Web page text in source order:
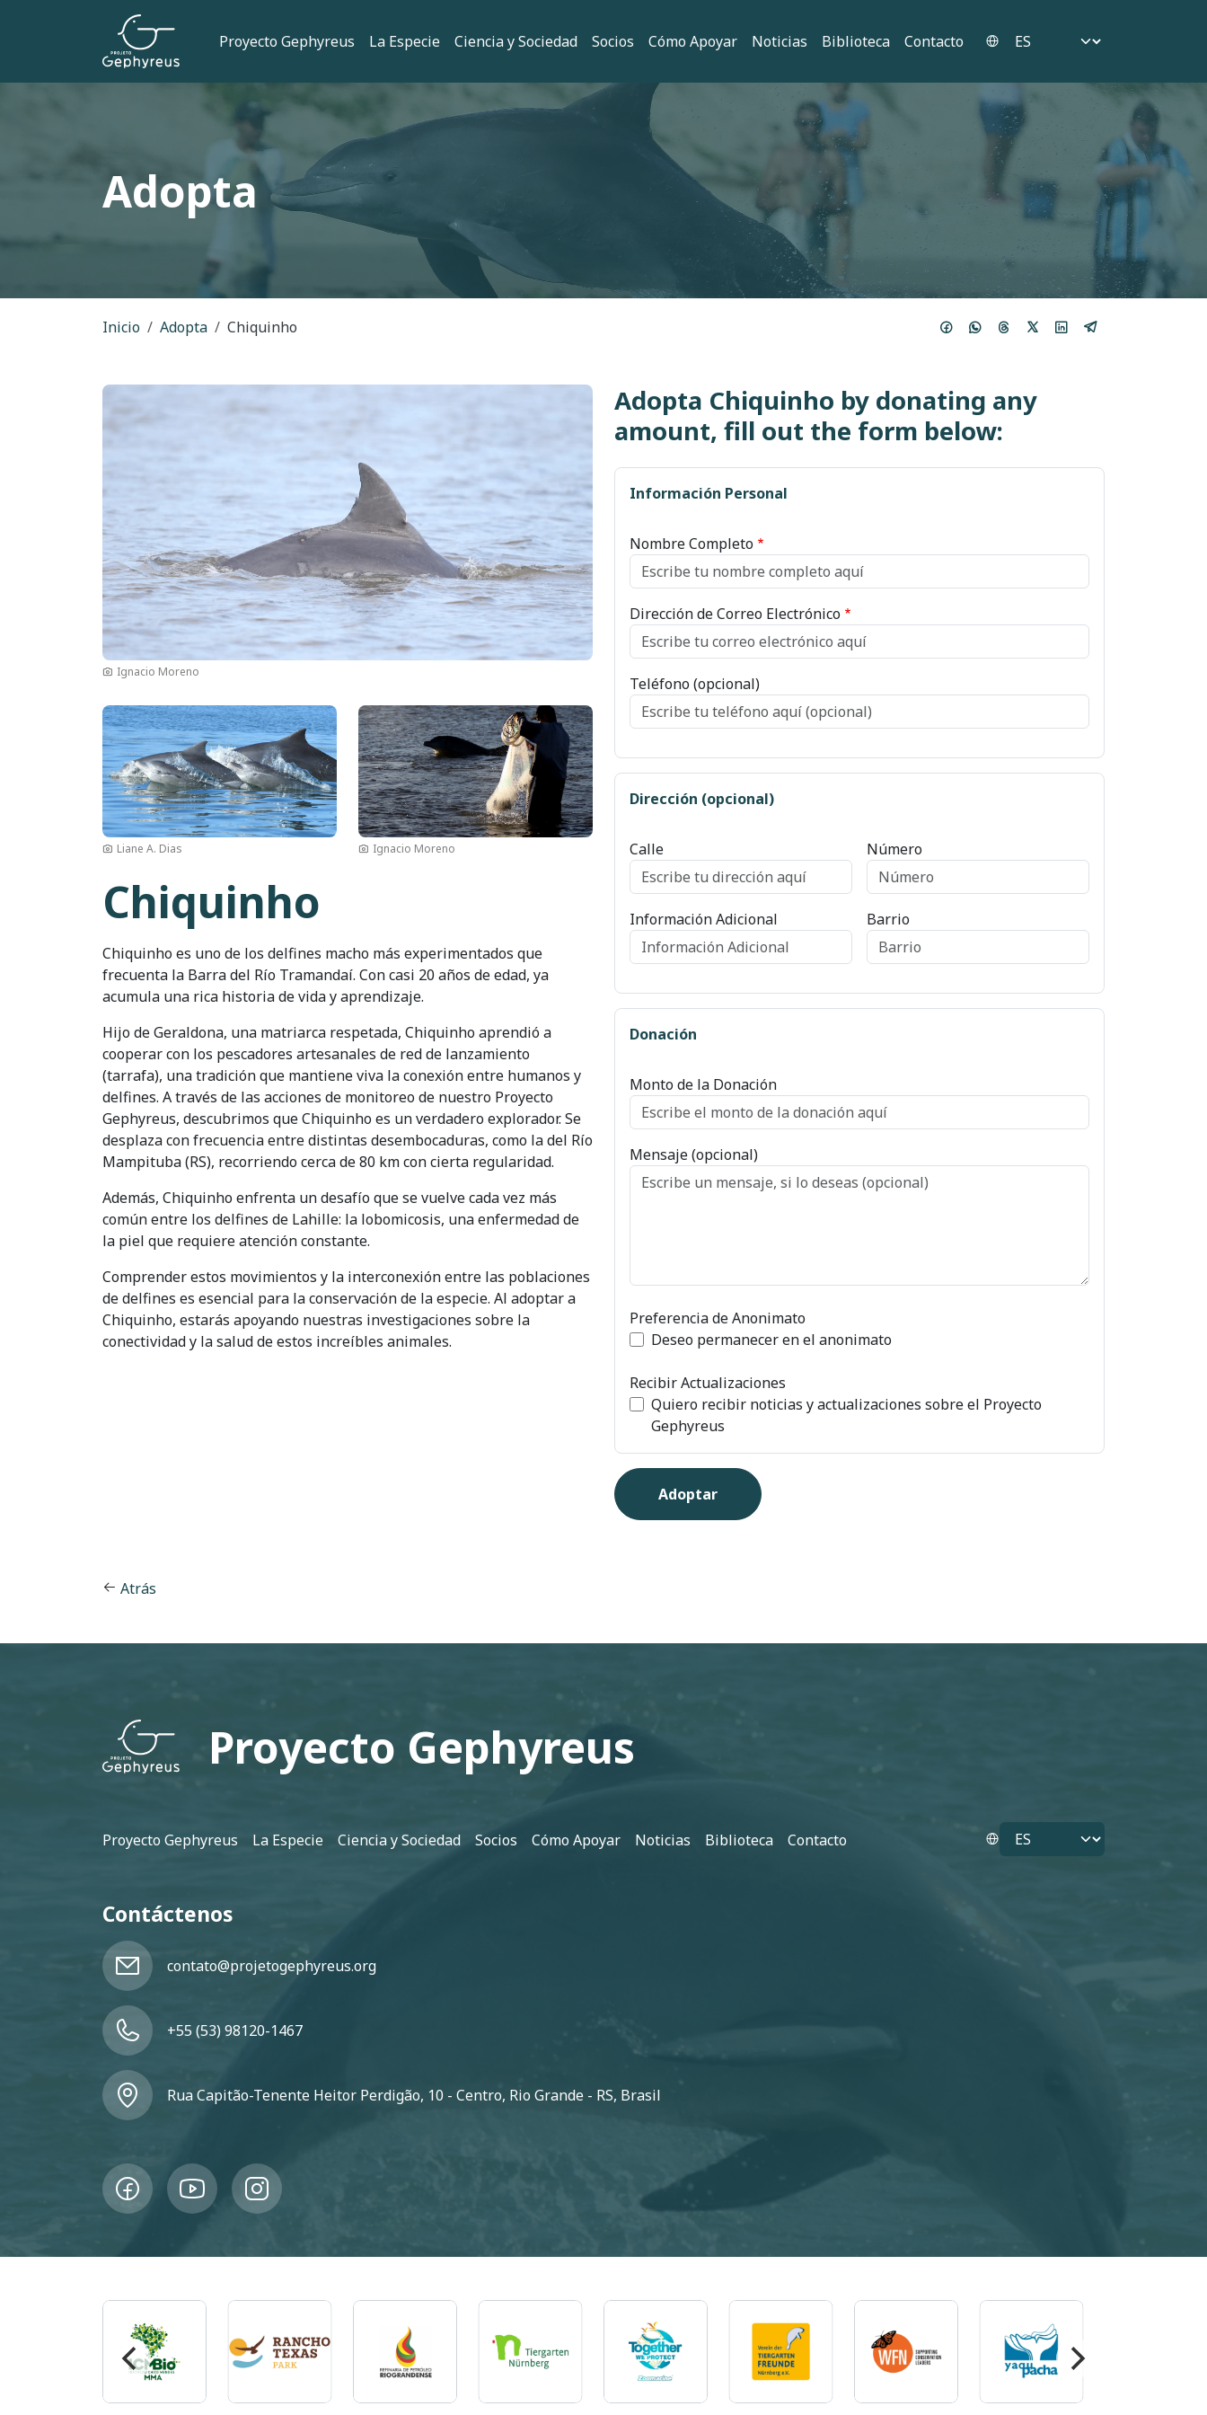
Pasar al contenido principal
Navegación principal
Proyecto Gephyreus La Especie Ciencia y Sociedad Socios Cómo Apoyar Noticias Biblioteca Contacto Select your language
Adopta
Ruta de navegación
Inicio Adopta Chiquinho
Imagen
Ignacio Moreno
Imagen
Liane A. Dias
Imagen
Ignacio Moreno
Chiquinho
Chiquinho es uno de los delfines macho más experimentados que
frecuenta la Barra del Río Tramandaí. Con casi 20 años de edad, ya
acumula una rica historia de vida y aprendizaje.
Hijo de Geraldona, una matriarca respetada, Chiquinho aprendió a
cooperar con los pescadores artesanales de red de lanzamiento
(tarrafa), una tradición que mantiene viva la conexión entre humanos y
delfines. A través de las acciones de monitoreo de nuestro Proyecto
Gephyreus, descubrimos que Chiquinho es un verdadero explorador. Se
desplaza con frecuencia entre distintas desembocaduras, como la del Río
Mampituba (RS), recorriendo cerca de 80 km con cierta regularidad.
Además, Chiquinho enfrenta un desafío que se vuelve cada vez más
común entre los delfines de Lahille: la lobomicosis, una enfermedad de
la piel que requiere atención constante.
Comprender estos movimientos y la interconexión entre las poblaciones
de delfines es esencial para la conservación de la especie. Al adoptar a
Chiquinho, estarás apoyando nuestras investigaciones sobre la
conectividad y la salud de estos increíbles animales.
Adopta Chiquinho by donating any
amount, fill out the form below:
Información Personal
Nombre Completo
Dirección de Correo Electrónico
Teléfono (opcional)
Dirección (opcional)
Calle Número
Información Adicional Barrio
Donación
Monto de la Donación
Mensaje (opcional)
Preferencia de Anonimato
Deseo permanecer en el anonimato
Recibir Actualizaciones
Quiero recibir noticias y actualizaciones sobre el Proyecto
Gephyreus
Atrás
Proyecto Gephyreus
Pie de página
Proyecto Gephyreus La Especie Ciencia y Sociedad Socios Cómo Apoyar Noticias Biblioteca Contacto Select your language
Contáctenos
contato@projetogephyreus.org
+55 (53) 98120-1467
Rua Capitão-Tenente Heitor Perdigão, 10 - Centro, Rio Grande - RS, Brasil